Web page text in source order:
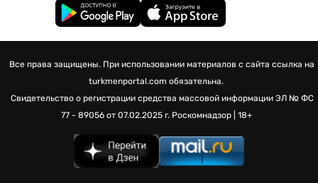
Все права защищены. При использовании материалов с сайта ссылка на
turkmenportal.com обязательна.
Свидетельство о регистрации средства массовой информации ЭЛ № ФС
77 - 89056 от 07.02.2025 г. Роскомнадзор | 18+